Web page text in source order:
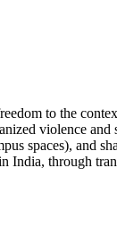
to the
violence
spaces), and
through